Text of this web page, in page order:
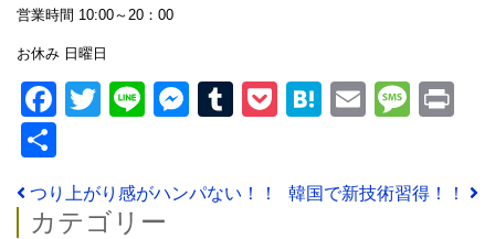
営業時間 10:00～20：00
お休み 日曜日
Facebook
TwitterLineMessenger
Tumblr
Pocket
Hatena
Email
有
投稿ナビゲーション
つり上がり感がハンパない！！ 韓国で新技術習得！！
カテゴリー